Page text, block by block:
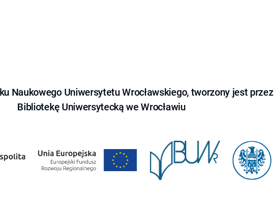
Naukowego Uniwersytetu Wrocławskiego, tworzony jest przez
Bibliotekę Uniwersytecką we Wrocławiu